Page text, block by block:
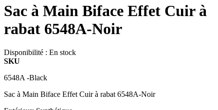
Sac à Main Biface Effet Cuir à
rabat 6548A-Noir
Disponibilité : En stock
SKU
6548A -Black
Sac à Main Biface Effet Cuir à rabat 6548A-Noir